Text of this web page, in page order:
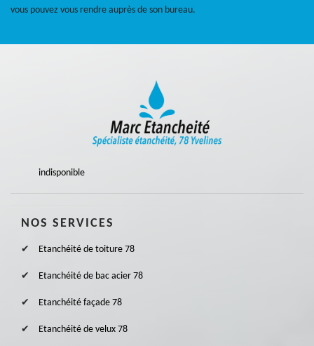
vous pouvez vous rendre auprès de son bureau.
indisponible
NOS SERVICES
Etanchéité de toiture 78
Etanchéité de bac acier 78
Etanchéité façade 78
Etanchéité de velux 78